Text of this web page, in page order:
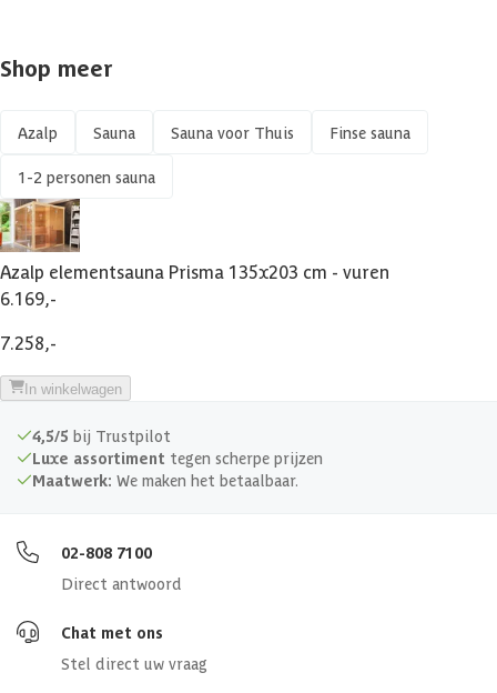
Shop meer
Azalp Sauna Sauna voor Thuis Finse sauna
1-2 personen sauna
Azalp elementsauna Prisma 135x203 cm - vuren
6.169,-
7.258,-
In winkelwagen
4,5/5 bij Trustpilot
Luxe assortiment tegen scherpe prijzen
Maatwerk: We maken het betaalbaar.
02-808 7100
Direct antwoord
Chat met ons
Stel direct uw vraag